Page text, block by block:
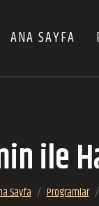
ANA SAYFA
ile
Sayfa Programlar